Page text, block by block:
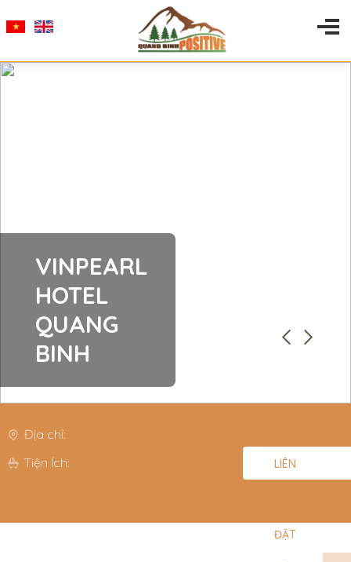
VINPEARL
HOTEL
QUANG
BINH
Địa chỉ:
Tiện Ích:
LIÊN
ĐẶT